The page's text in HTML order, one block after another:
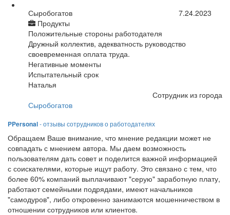
Сыробогатов
Продукты
7.24.2023
Положительные стороны работодателя
Дружный коллектив, адекватность руководство
своевременная оплата труда.
Негативные моменты
Испытательный срок
Наталья
Сотрудник из города
Сыробогатов
PPersonal- отзывы сотрудников о работодателях
Обращаем Ваше внимание, что мнение редакции может не
совпадать с мнением автора. Мы даем возможность
пользователям дать совет и поделится важной информацией
с соискателями, которые ищут работу. Это связано с тем, что
более 60% компаний выплачивают "серую" заработную плату,
работают семейными подрядами, имеют начальников
"самодуров", либо откровенно занимаются мошенничеством в
отношении сотрудников или клиентов.